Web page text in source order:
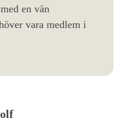
en vän
vara medlem i